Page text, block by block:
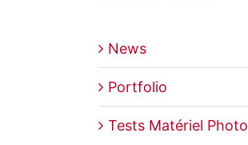
News
Portfolio
Tests Matériel Photo